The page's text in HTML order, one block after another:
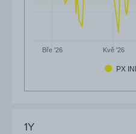
PX
Bře '26 Kvě '26
1Y